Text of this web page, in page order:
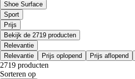
Shoe Surface
Sport
Prijs
Bekijk de 2719 producten
Relevantie
Relevantie
Prijs oplopend Prijs aflopend
2719 producten
Sorteren op